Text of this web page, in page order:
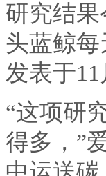
研究结
头蓝鲸
发表于
“这项研
得多，”